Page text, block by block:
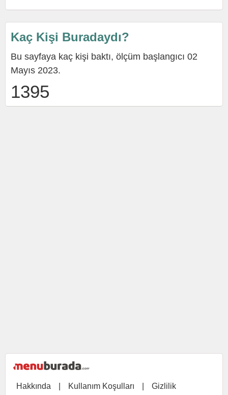
Kaç Kişi Buradaydı?
Bu sayfaya kaç kişi baktı, ölçüm başlangıcı 02
Mayıs 2023.
1395
Hakkında Kullanım Koşulları Gizlilik